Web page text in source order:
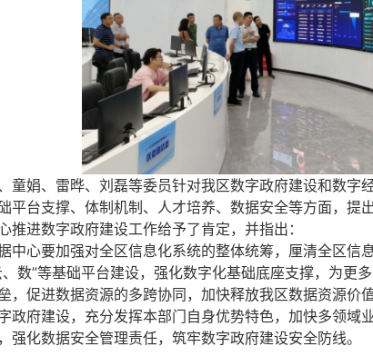
童娟、雷晔、刘磊等委员针对我区数字政府建设和数
平台支撑、体制机制、人才培养、数据安全等方面，提出
推进数字政府建设工作给予了肯定，并指出：
中心要加强对全区信息化系统的整体统筹，厘清全区
数”等基础平台建设，强化数字化基础底座支撑，为
，促进数据资源的多跨协同，加快释放我区数据资源
政府建设，充分发挥本部门自身优势特色，加快多领
强化数据安全管理责任，筑牢数字政府建设安全防线。